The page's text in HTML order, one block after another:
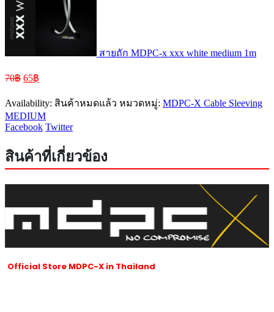
สายถัก MDPC-x xxx white medium 1m
70฿ Original
price
70฿.
65฿
price
65฿.
Availability: สินค้าหมดแล้ว หมวดหมู่: MDPC-X Cable Sleeving
MEDIUM
Facebook Twitter
สินค้าที่เกี่ยวข้อง
Official Store MDPC-X in Thailand